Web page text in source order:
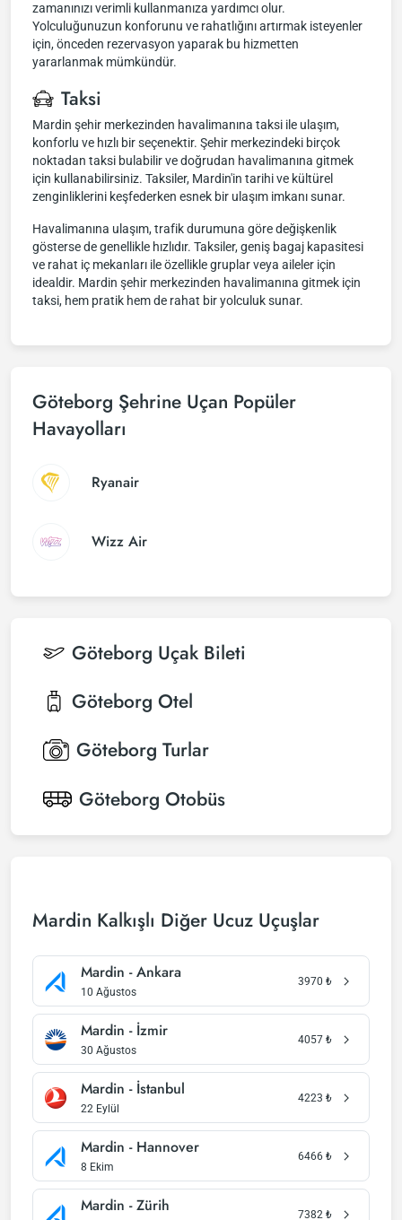
zamanınızı verimli kullanmanıza yardımcı olur.
Yolculuğunuzun konforunu ve rahatlığını artırmak isteyenler
için, önceden rezervasyon yaparak bu hizmetten
yararlanmak mümkündür.
Taksi
Mardin şehir merkezinden havalimanına taksi ile ulaşım,
konforlu ve hızlı bir seçenektir. Şehir merkezindeki birçok
noktadan taksi bulabilir ve doğrudan havalimanına gitmek
için kullanabilirsiniz. Taksiler, Mardin'in tarihi ve kültürel
zenginliklerini keşfederken esnek bir ulaşım imkanı sunar.
Havalimanına ulaşım, trafik durumuna göre değişkenlik
gösterse de genellikle hızlıdır. Taksiler, geniş bagaj kapasitesi
ve rahat iç mekanları ile özellikle gruplar veya aileler için
idealdir. Mardin şehir merkezinden havalimanına gitmek için
taksi, hem pratik hem de rahat bir yolculuk sunar.
Göteborg Şehrine Uçan Popüler
Havayolları
Ryanair
Wizz Air
Göteborg Uçak Bileti
Göteborg Otel
Göteborg Turlar
Göteborg Otobüs
Mardin Kalkışlı Diğer Ucuz Uçuşlar
Mardin - Ankara
10 Ağustos
3970 ₺
Mardin - İzmir
30 Ağustos
4057 ₺
Mardin - İstanbul
22 Eylül
4223 ₺
Mardin - Hannover
8 Ekim
6466 ₺
Mardin - Zürih 7382 ₺